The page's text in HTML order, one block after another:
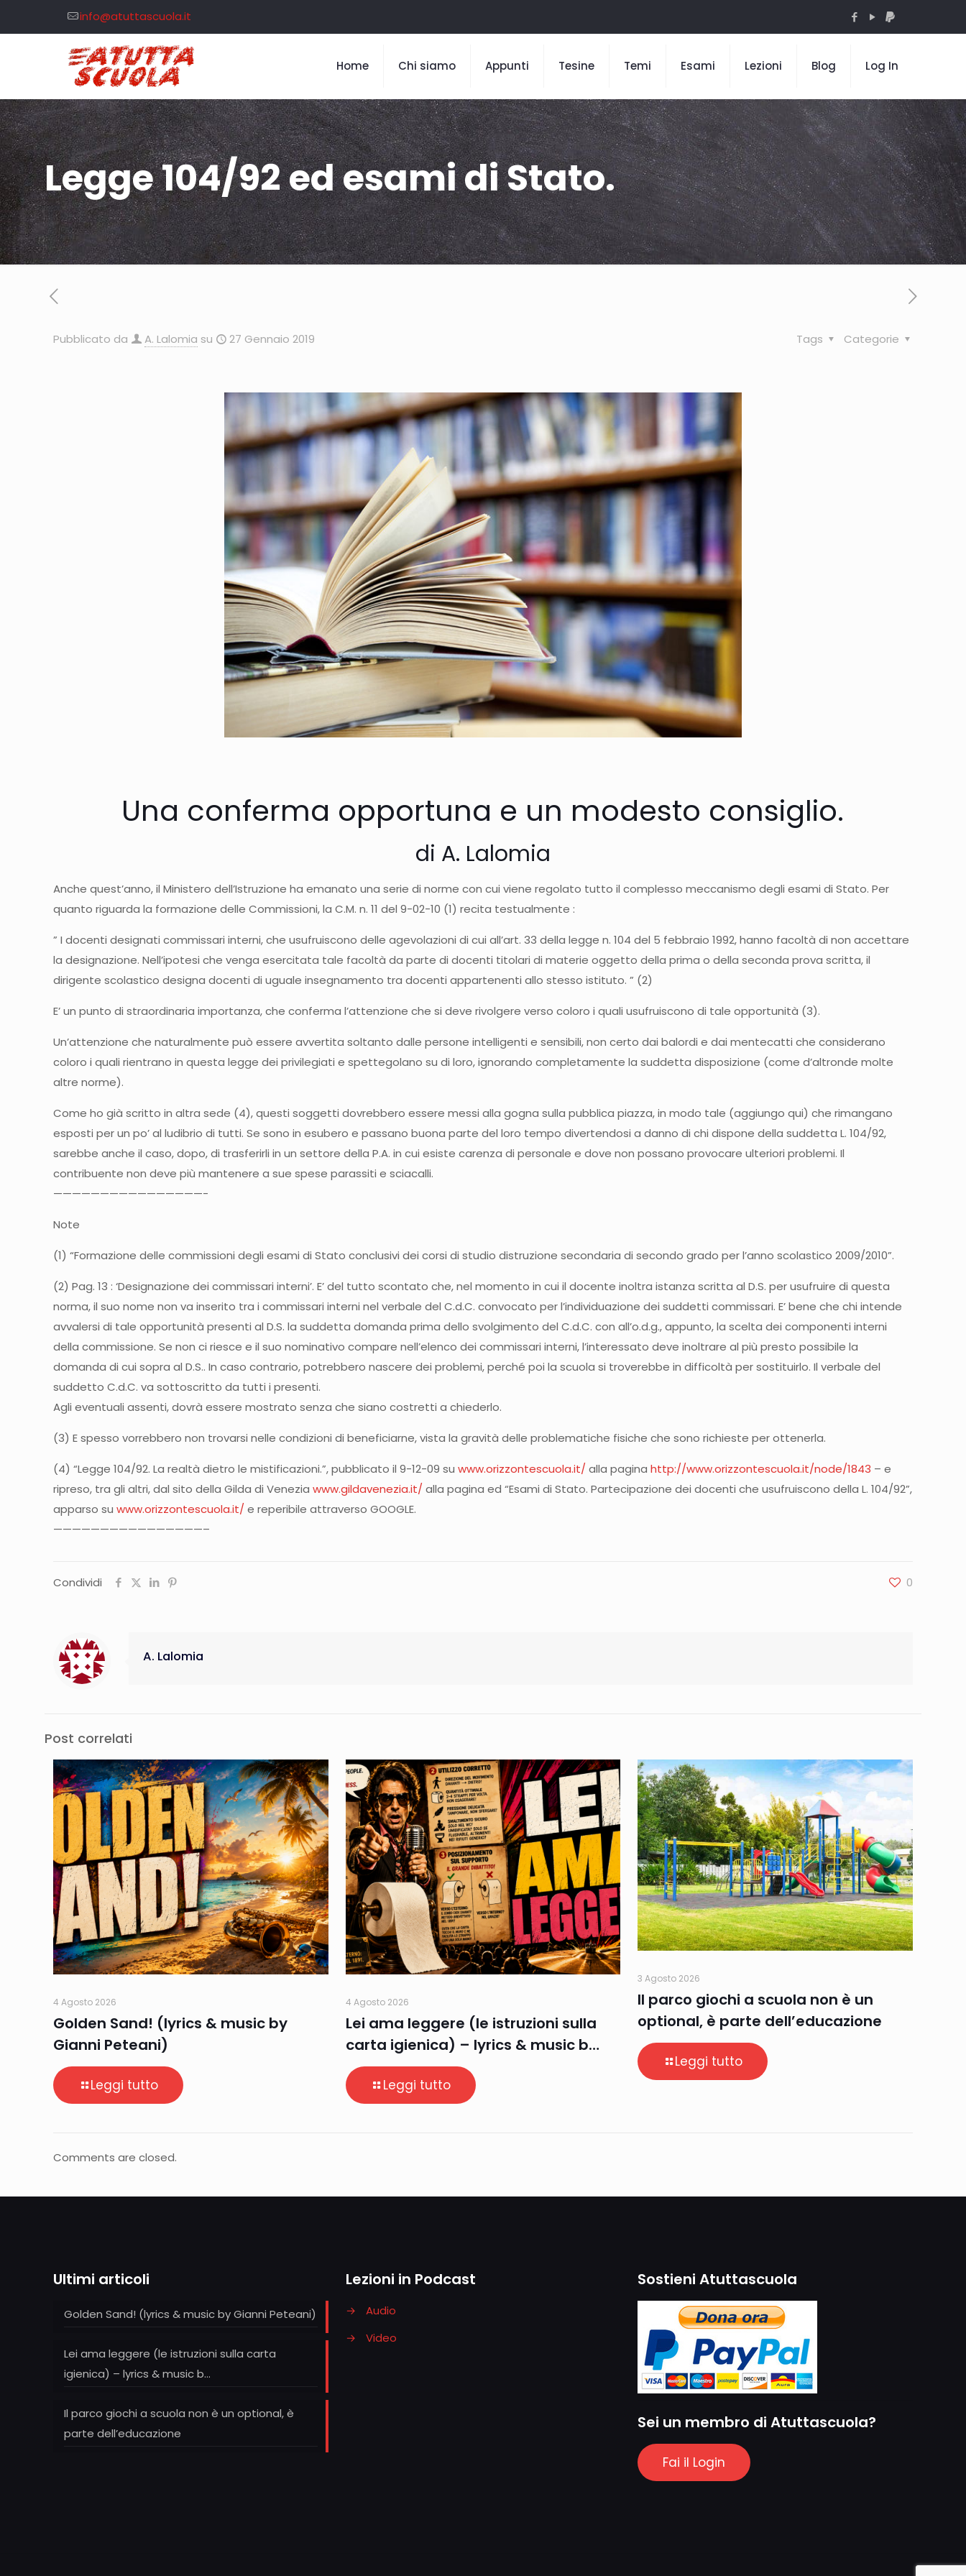
info@atuttascuola.it
Home Chi siamo Appunti Tesine Temi Esami Lezioni Blog Log In
Legge 104/92 ed esami di Stato.
Pubblicato da A. Lalomia su 27 Gennaio 2019 Categorie
Tags
Una conferma opportuna e un modesto consiglio.
di A. Lalomia
Anche quest’anno, il Ministero dell’Istruzione ha emanato una serie di norme con cui viene regolato tutto il complesso meccanismo degli esami di Stato. Per
quanto riguarda la formazione delle Commissioni, la C.M. n. 11 del 9-02-10 (1) recita testualmente :
” I docenti designati commissari interni, che usufruiscono delle agevolazioni di cui all’art. 33 della legge n. 104 del 5 febbraio 1992, hanno facoltà di non accettare
la designazione. Nell’ipotesi che venga esercitata tale facoltà da parte di docenti titolari di materie oggetto della prima o della seconda prova scritta, il
dirigente scolastico designa docenti di uguale insegnamento tra docenti appartenenti allo stesso istituto. ” (2)
E’ un punto di straordinaria importanza, che conferma l’attenzione che si deve rivolgere verso coloro i quali usufruiscono di tale opportunità (3).
Un’attenzione che naturalmente può essere avvertita soltanto dalle persone intelligenti e sensibili, non certo dai balordi e dai mentecatti che considerano
coloro i quali rientrano in questa legge dei privilegiati e spettegolano su di loro, ignorando completamente la suddetta disposizione (come d’altronde molte
altre norme).
Come ho già scritto in altra sede (4), questi soggetti dovrebbero essere messi alla gogna sulla pubblica piazza, in modo tale (aggiungo qui) che rimangano
esposti per un po’ al ludibrio di tutti. Se sono in esubero e passano buona parte del loro tempo divertendosi a danno di chi dispone della suddetta L. 104/92,
sarebbe anche il caso, dopo, di trasferirli in un settore della P.A. in cui esiste carenza di personale e dove non possano provocare ulteriori problemi. Il
contribuente non deve più mantenere a sue spese parassiti e sciacalli.
————————————————-
Note
(1) “Formazione delle commissioni degli esami di Stato conclusivi dei corsi di studio distruzione secondaria di secondo grado per l’anno scolastico 2009/2010”.
(2) Pag. 13 : ‘Designazione dei commissari interni’. E’ del tutto scontato che, nel momento in cui il docente inoltra istanza scritta al D.S. per usufruire di questa
norma, il suo nome non va inserito tra i commissari interni nel verbale del C.d.C. convocato per l’individuazione dei suddetti commissari. E’ bene che chi intende
avvalersi di tale opportunità presenti al D.S. la suddetta domanda prima dello svolgimento del C.d.C. con all’o.d.g., appunto, la scelta dei componenti interni
della commissione. Se non ci riesce e il suo nominativo compare nell’elenco dei commissari interni, l’interessato deve inoltrare al più presto possibile la
domanda di cui sopra al D.S.. In caso contrario, potrebbero nascere dei problemi, perché poi la scuola si troverebbe in difficoltà per sostituirlo. Il verbale del
suddetto C.d.C. va sottoscritto da tutti i presenti.
Agli eventuali assenti, dovrà essere mostrato senza che siano costretti a chiederlo.
(3) E spesso vorrebbero non trovarsi nelle condizioni di beneficiarne, vista la gravità delle problematiche fisiche che sono richieste per ottenerla.
(4) “Legge 104/92. La realtà dietro le mistificazioni.”, pubblicato il 9-12-09 suwww.orizzontescuola.it/ alla paginahttp://www.orizzontescuola.it/node/1843 – e
ripreso, tra gli altri, dal sito della Gilda di Veneziawww.gildavenezia.it/ alla pagina ed “Esami di Stato. Partecipazione dei docenti che usufruiscono della L. 104/92”,
apparso suwww.orizzontescuola.it/ e reperibile attraverso GOOGLE.
————————————————–
Condividi 0
A. Lalomia
Post correlati
4 Agosto 2026
Golden Sand! (lyrics & music by
Gianni Peteani)
Leggi tutto
4 Agosto 2026
Lei ama leggere (le istruzioni sulla
carta igienica) – lyrics & music b…
Leggi tutto
3 Agosto 2026
Il parco giochi a scuola non è un
optional, è parte dell’educazione
Leggi tutto
Comments are closed.
Ultimi articoli
Golden Sand! (lyrics & music by Gianni Peteani)
Lei ama leggere (le istruzioni sulla carta
igienica) – lyrics & music b…
Il parco giochi a scuola non è un optional, è
parte dell’educazione
Lezioni in Podcast
→
Audio
→
Video
Sostieni Atuttascuola
Sei un membro di Atuttascuola?
Fai il Login